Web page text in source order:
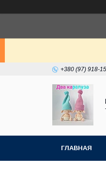
+380 (97) 918-
ГЛАВНАЯ